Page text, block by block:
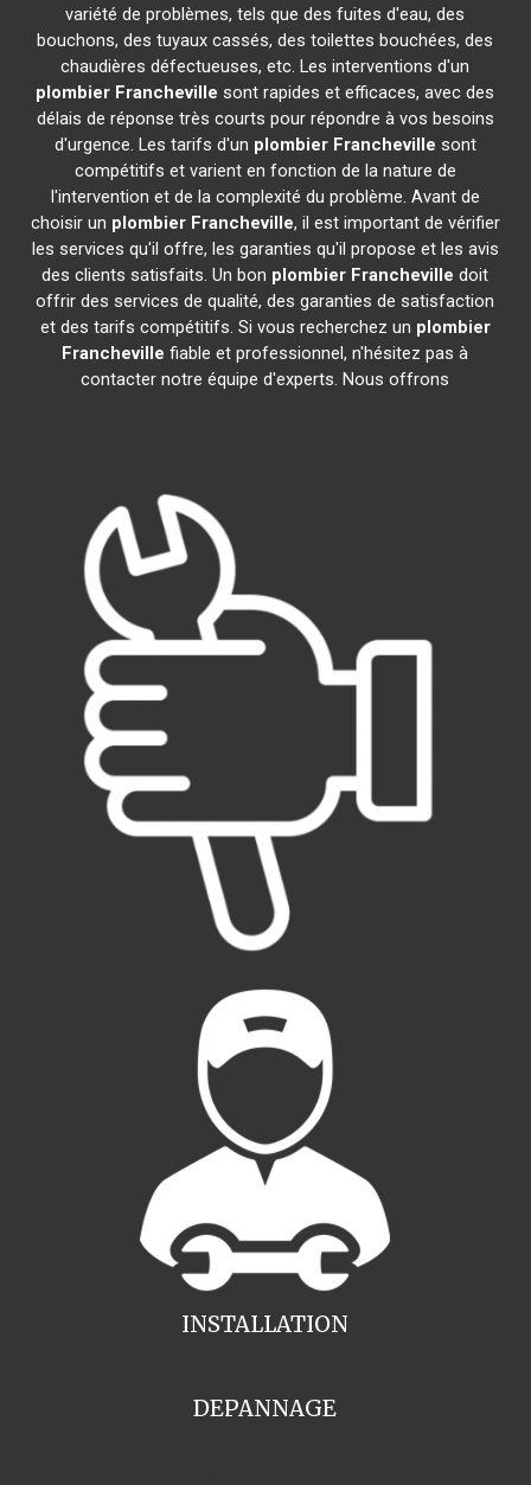
variété de problèmes, tels que des fuites d'eau, des
bouchons, des tuyaux cassés, des toilettes bouchées, des
chaudières défectueuses, etc. Les interventions d'un
plombier Francheville sont rapides et efficaces, avec des
délais de réponse très courts pour répondre à vos besoins
d'urgence. Les tarifs d'un plombier Francheville sont
compétitifs et varient en fonction de la nature de
l'intervention et de la complexité du problème. Avant de
choisir un plombier Francheville, il est important de vérifier
les services qu'il offre, les garanties qu'il propose et les avis
des clients satisfaits. Un bon plombier Francheville doit
offrir des services de qualité, des garanties de satisfaction
et des tarifs compétitifs. Si vous recherchez un plombier
Francheville fiable et professionnel, n'hésitez pas à
contacter notre équipe d'experts. Nous offrons
INSTALLATION
DEPANNAGE